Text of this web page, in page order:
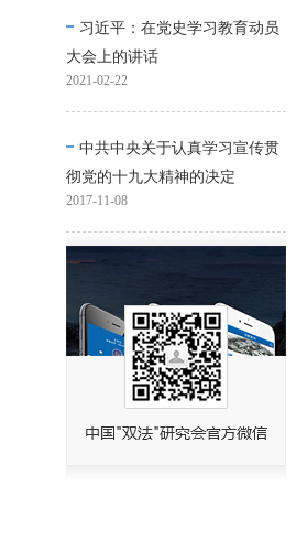
习近平：在党史学习教育动员
大会上的讲话
2021-02-22
中共中央关于认真学习宣传贯
彻党的十九大精神的决定
2017-11-08